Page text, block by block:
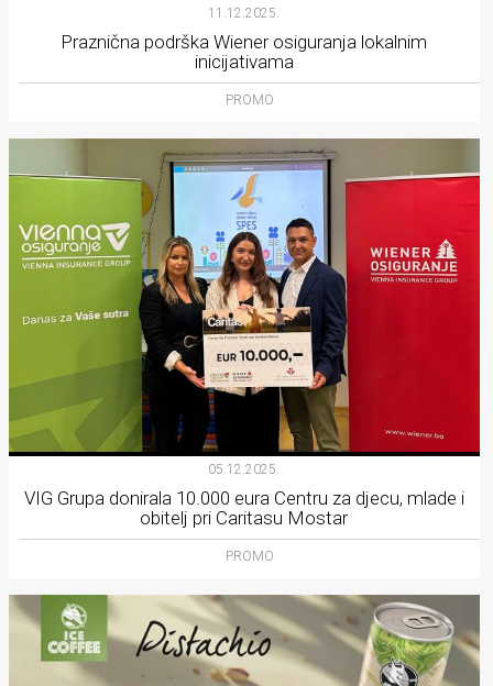
11.12.2025.
Praznična podrška Wiener osiguranja lokalnim
inicijativama
PROMO
05.12.2025.
VIG Grupa donirala 10.000 eura Centru za djecu, mlade i
obitelj pri Caritasu Mostar
PROMO